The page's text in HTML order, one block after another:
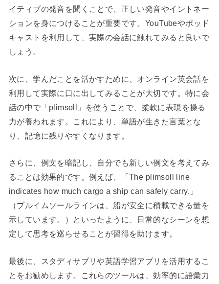
イティブの発音を聞くことで、正しい発音やイントネー
ションを身につけることが重要です。YouTubeやポッド
キャストを利用して、実際の会話に触れてみると良いで
しょう。
次に、学んだことを活かすために、オンライン英会話を
利用して実際に口に出してみることが大切です。特に会
話の中で「plimsoll」を使うことで、柔軟に表現を操る
力が養われます。これにより、単語が生きた言葉とな
り、記憶に残りやすくなります。
さらに、例文を暗記し、自分でも新しい例文を考えてみ
ることは効果的です。例えば、「The plimsoll line
indicates how much cargo a ship can safely carry.」
（プルイムソールラインは、船が安全に積載できる量を
示しています。）といったように、日常的なシーンを想
定して思考を巡らせることが習得を助けます。
最後に、スタディサプリや英語学習アプリを活用するこ
とをお勧めします。これらのツールは、効率的に語彙力